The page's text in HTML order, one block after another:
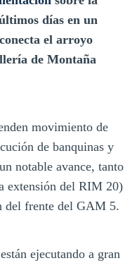
días en un
el arroyo
de Montaña
movimiento de
de banquinas y
notable avance, tanto
extensión del RIM 20)
del frente del GAM 5.
ejecutando a gran